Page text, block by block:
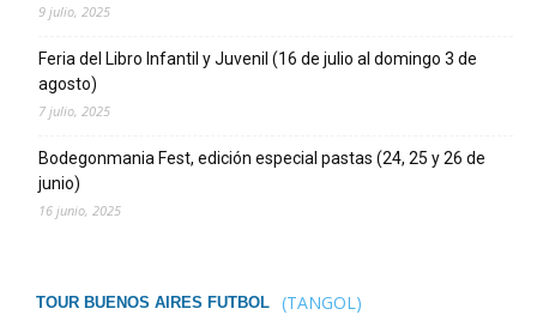
9 julio, 2025
Feria del Libro Infantil y Juvenil (16 de julio al domingo 3 de
agosto)
7 julio, 2025
Bodegonmania Fest, edición especial pastas (24, 25 y 26 de
junio)
16 junio, 2025
TOUR BUENOS AIRES FUTBOL (TANGOL)